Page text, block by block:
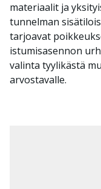
materiaalit ja
tunnelman
tarjoavat
istumisasennon
valinta tyylikästä
arvostavalle.